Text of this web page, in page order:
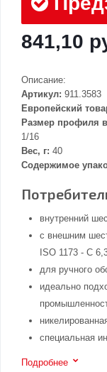
841,10
Описание:
Артикул: 911.3583
Европейский
Размер профиля
1/16
Вес, г: 40
Содержимое
внутренний
с внешним
ISO 1173 - C
для ручного
идеально
специальная
Подробнее